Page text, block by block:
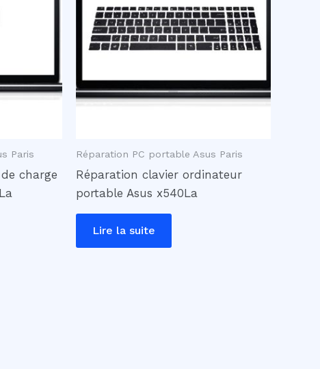
Paris
charge
Réparation PC portable Asus Paris
Réparation clavier ordinateur
portable Asus x540La
Lire la suite